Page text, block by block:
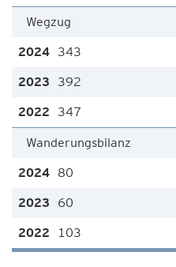
Wegzug
343
392
347
Wanderungsbilanz
80
60
103